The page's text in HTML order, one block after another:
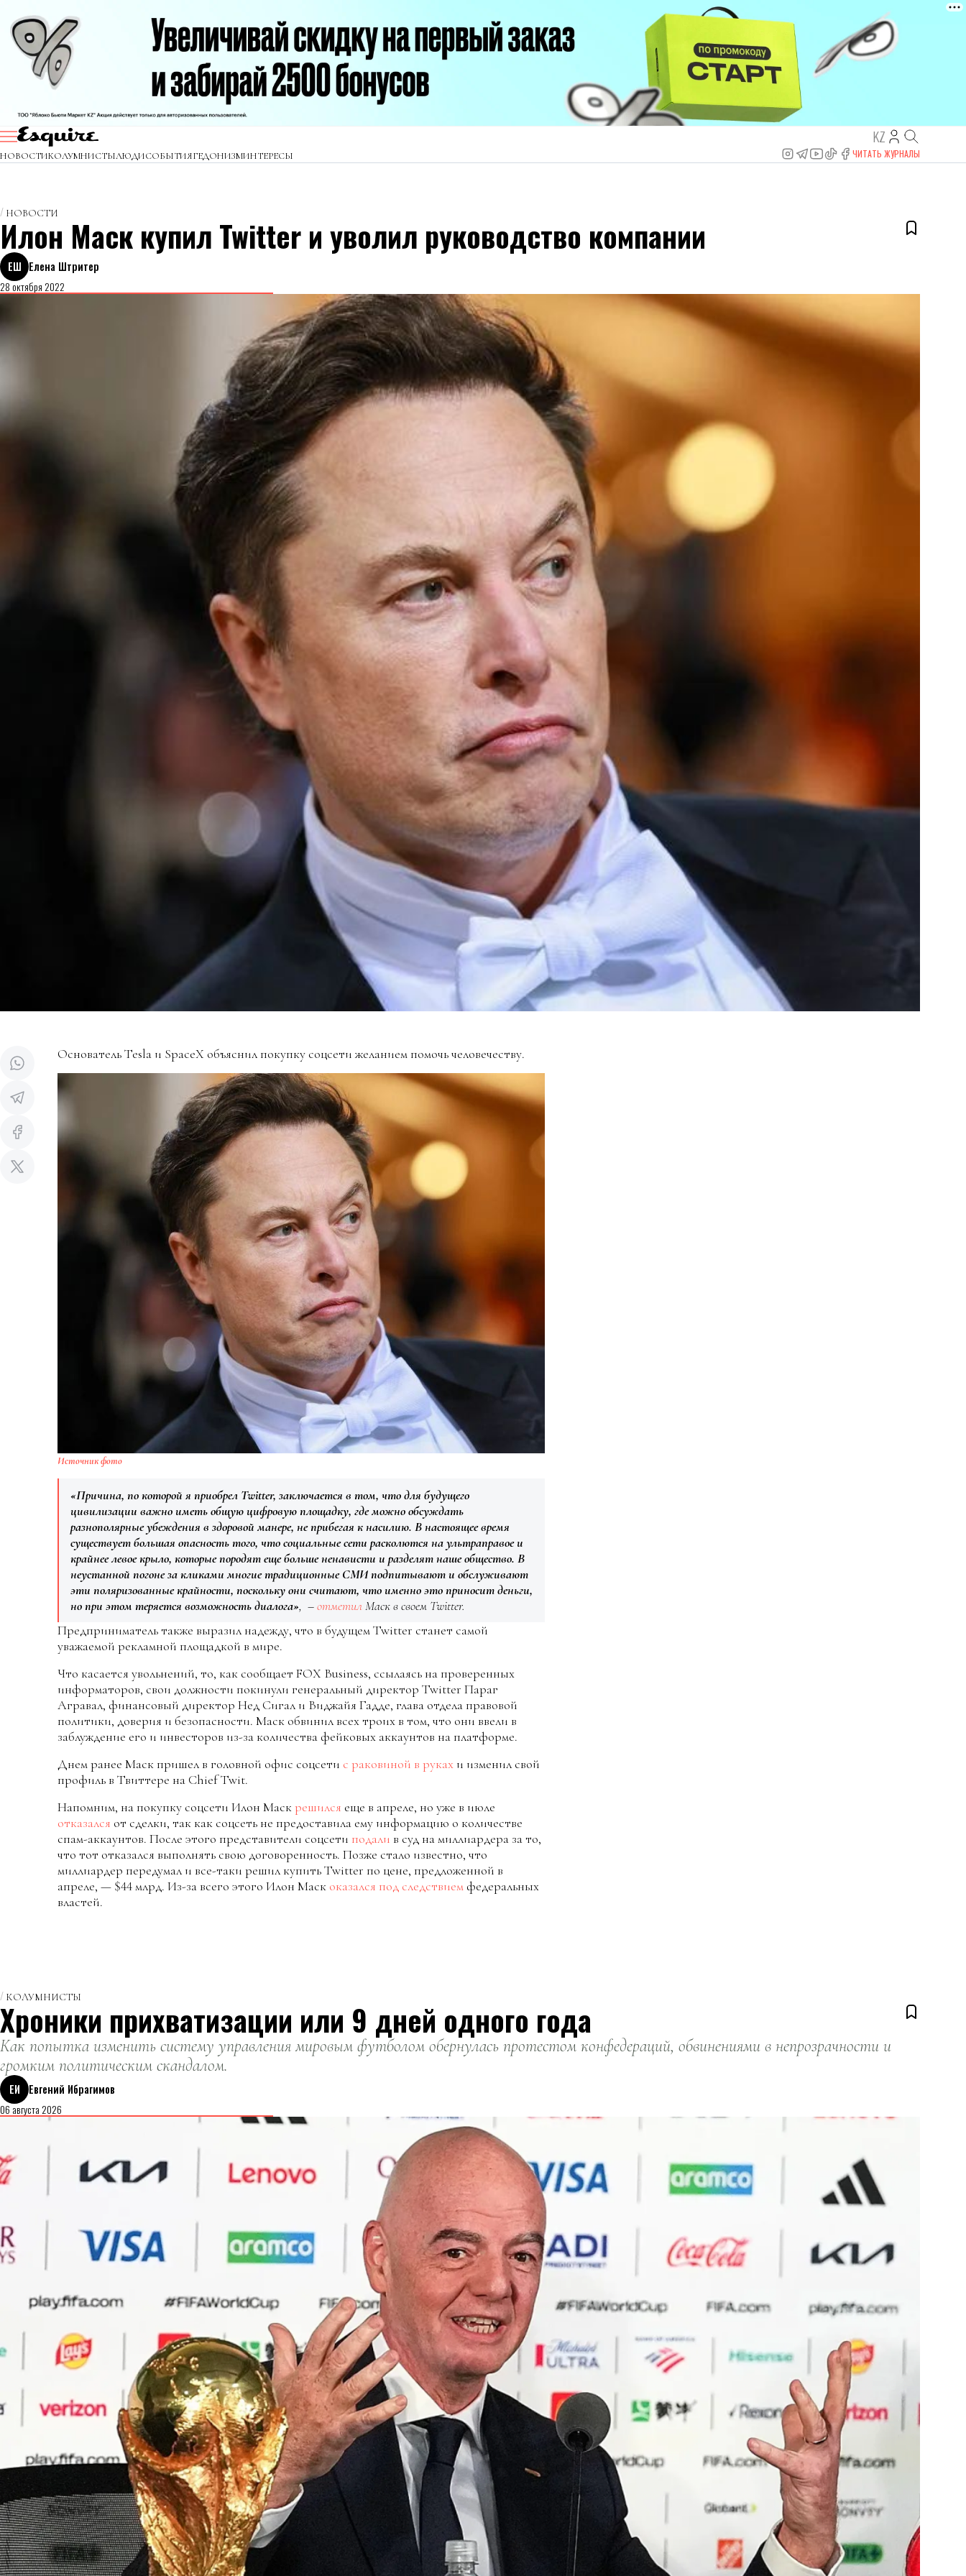
KZ
НОВОСТИКОЛУМНИСТЫЛЮДИСОБЫТИЯГЕДОНИЗМИНТЕРЕСЫ ЧИТАТЬ ЖУРНАЛЫ
НОВОСТИ
Илон Маск купил Twitter и уволил руководство компании
ЕШ Елена Штритер
28 октября 2022
Основатель Tesla и SpaceX объяснил покупку соцсети желанием помочь человечеству.
Источник фото
«Причина, по которой я приобрел Twitter, заключается в том, что для будущего
цивилизации важно иметь общую цифровую площадку, где можно обсуждать
разнополярные убеждения в здоровой манере, не прибегая к насилию. В настоящее время
существует большая опасность того, что социальные сети расколются на ультраправое и
крайнее левое крыло, которые породят еще больше ненависти и разделят наше общество. В
неустанной погоне за кликами многие традиционные СМИ подпитывают и обслуживают
эти поляризованные крайности, поскольку они считают, что именно это приносит деньги,
но при этом теряется возможность диалога», –отметилМаск в своем Twitter.
Предприниматель также выразил надежду, что в будущем Twitter станет самой
уважаемой рекламной площадкой в мире.
Что касается увольнений, то, как сообщает FOX Business, ссылаясь на проверенных
информаторов, свои должности покинули генеральный директор Twitter Параг
Агравал, финансовый директор Нед Сигал и Виджайя Гадде, глава отдела правовой
политики, доверия и безопасности. Маск обвинил всех троих в том, что они ввели в
заблуждение его и инвесторов из-за количества фейковых аккаунтов на платформе.
Днем ранее Маск пришел в головной офис соцсети с раковиной в руках и изменил свой
профиль в Твиттере на Chief Twit.
Напомним, на покупку соцсети Илон Маскрешился еще в апреле, но уже в июле
отказался от сделки, так как соцсеть не предоставила ему информацию о количестве
спам-аккаунтов. После этого представители соцсети подали в суд на миллиардера за то,
что тот отказался выполнять свою договоренность. Позже стало известно, что
миллиардер передумал и все-таки решил купить Twitter по цене, предложенной в
апреле, — $44 млрд. Из-за всего этого Илон Маск оказался под следствием федеральных
властей.
КОЛУМНИСТЫ
Хроники прихватизации или 9 дней одного года
Как попытка изменить систему управления мировым футболом обернулась протестом конфедераций, обвинениями в непрозрачности и
громким политическим скандалом.
ЕИ
Евгений Ибрагимов
06 августа 2026